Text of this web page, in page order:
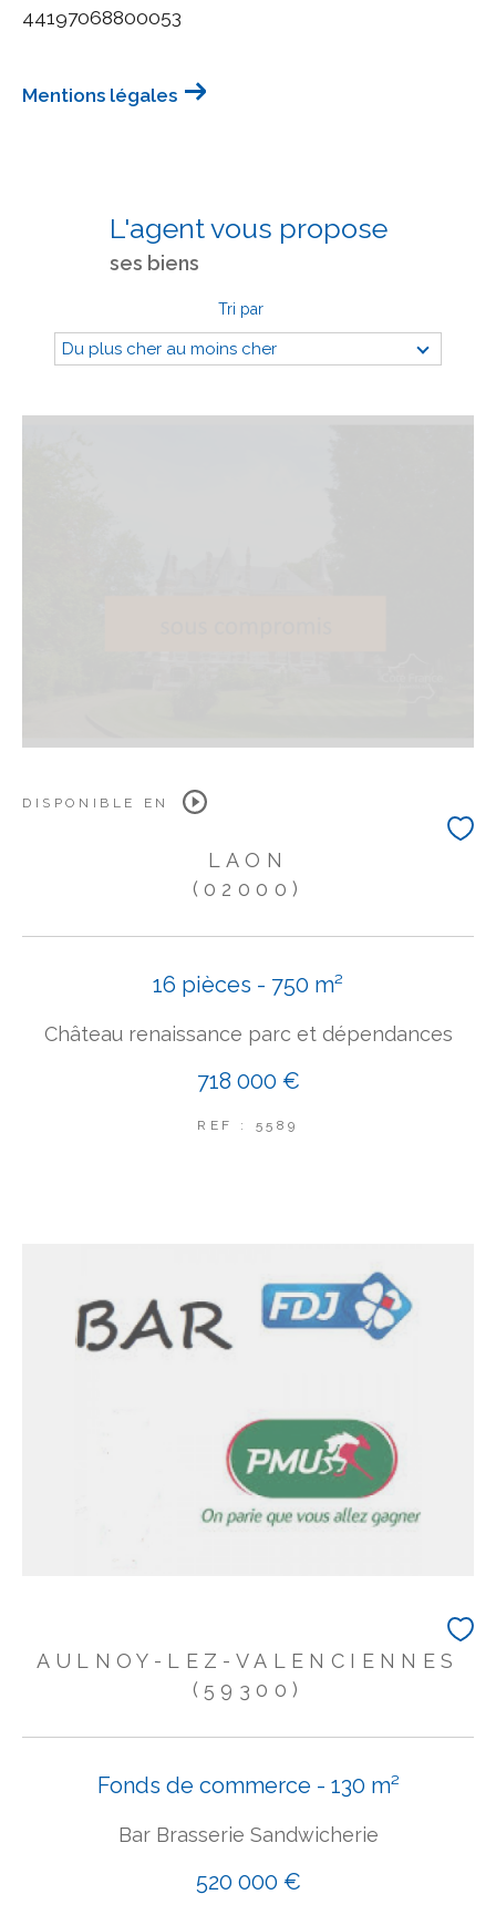
44197068800053
Mentions légales
L'agent vous propose
ses biens
Tri par
Du plus cher au moins cher
DISPONIBLE EN
LAON
(02000)
16 pièces - 750 m²
Château renaissance parc et dépendances
718 000 €
REF : 5589
AULNOY-LEZ-VALENCIENNES
(59300)
Fonds de commerce - 130 m²
Bar Brasserie Sandwicherie
520 000 €